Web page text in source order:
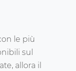
le più
sul
allora il